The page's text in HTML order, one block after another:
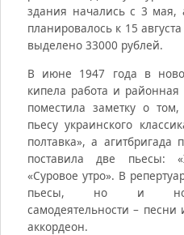
здания начались с 3 мая,
планировалось к 15
выделено 33000 рублей.
В июне 1947 года в
кипела работа и районная
поместила заметку о
пьесу украинского
полтавка», а агитбригада
поставила две пьесы:
«Суровое утро». В
пьесы, но и
самодеятельности –
аккордеон.